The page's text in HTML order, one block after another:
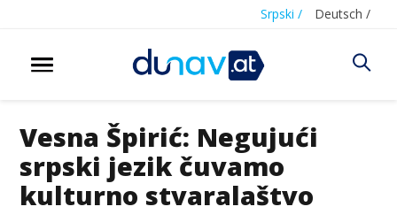
Srpski / Deutsch /
Vesna Špirić: Negujući
srpski jezik čuvamo
kulturno stvaralaštvo